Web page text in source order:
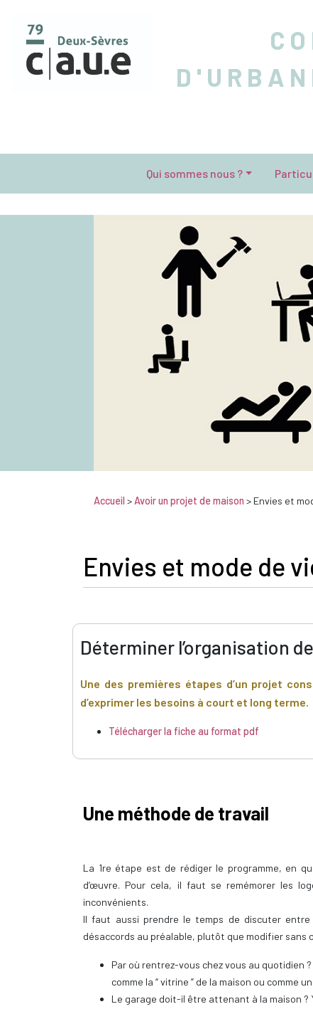
Qui sommes nous ?
Accueil >Avoir un projet de maison > Envies et
Envies et mode de
Déterminer l’organisation
Une des premières étapes d’un projet
d’exprimer les besoins à court et long terme.
Télécharger la fiche au format pdf
Une méthode de travail
La 1re étape est de rédiger le programme, en
d’œuvre. Pour cela, il faut se remémorer les
inconvénients.
Il faut aussi prendre le temps de discuter
désaccords au préalable, plutôt que modifier sans
Par où rentrez-vous chez vous au quotidien
comme la “ vitrine ” de la maison ou comme
Le garage doit-il être attenant à la maison ?